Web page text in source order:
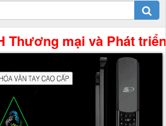
mại và Phát triển